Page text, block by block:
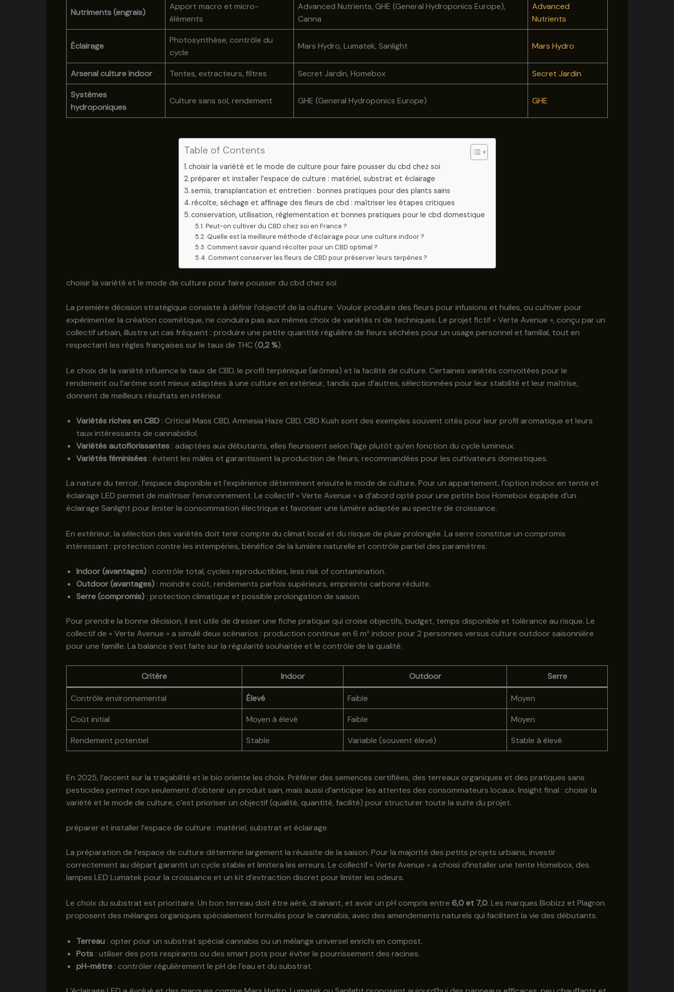
Nutriments (engrais)
Apport macro et micro-
éléments
Advanced Nutrients, GHE (General Hydroponics Europe),
Canna
Advanced
Nutrients
Éclairage
Photosynthèse, contrôle du
cycle
Mars Hydro, Lumatek, Sanlight Mars Hydro
Arsenal culture indoor Tentes, extracteurs, filtres Secret Jardin, Homebox
Secret Jardin
Systèmes
hydroponiques
Culture sans sol, rendement GHE (General Hydroponics Europe) GHE
Table of Contents
choisir la variété et le mode de culture pour faire pousser du cbd chez soi
préparer et installer l’espace de culture : matériel, substrat et éclairage
semis, transplantation et entretien : bonnes pratiques pour des plants sains
récolte, séchage et affinage des fleurs de cbd : maîtriser les étapes critiques
conservation, utilisation, réglementation et bonnes pratiques pour le cbd domestique
Peut-on cultiver du CBD chez soi en France ?
Quelle est la meilleure méthode d’éclairage pour une culture indoor ?
Comment savoir quand récolter pour un CBD optimal ?
Comment conserver les fleurs de CBD pour préserver leurs terpènes ?
choisir la variété et le mode de culture pour faire pousser du cbd chez soi
La première décision stratégique consiste à définir l’objectif de la culture. Vouloir produire des fleurs pour infusions et huiles, ou cultiver pour
expérimenter la création cosmétique, ne conduira pas aux mêmes choix de variétés ni de techniques. Le projet fictif « Verte Avenue », conçu par un
collectif urbain, illustre un cas fréquent : produire une petite quantité régulière de fleurs séchées pour un usage personnel et familial, tout en
respectant les règles françaises sur le taux de THC (0,2 %).
Le choix de la variété influence le taux de CBD, le profil terpénique (arômes) et la facilité de culture. Certaines variétés convoitées pour le
rendement ou l’arôme sont mieux adaptées à une culture en extérieur, tandis que d’autres, sélectionnées pour leur stabilité et leur maîtrise,
donnent de meilleurs résultats en intérieur.
Variétés riches en CBD : Critical Mass CBD, Amnesia Haze CBD, CBD Kush sont des exemples souvent cités pour leur profil aromatique et leurs
taux intéressants de cannabidiol.
Variétés autoflorissantes : adaptées aux débutants, elles fleurissent selon l’âge plutôt qu’en fonction du cycle lumineux.
Variétés féminisées : évitent les mâles et garantissent la production de fleurs, recommandées pour les cultivateurs domestiques.
La nature du terroir, l’espace disponible et l’expérience déterminent ensuite le mode de culture. Pour un appartement, l’option indoor en tente et
éclairage LED permet de maîtriser l’environnement. Le collectif « Verte Avenue » a d’abord opté pour une petite box Homebox équipée d’un
éclairage Sanlight pour limiter la consommation électrique et favoriser une lumière adaptée au spectre de croissance.
En extérieur, la sélection des variétés doit tenir compte du climat local et du risque de pluie prolongée. La serre constitue un compromis
intéressant : protection contre les intempéries, bénéfice de la lumière naturelle et contrôle partiel des paramètres.
Indoor (avantages) : contrôle total, cycles reproductibles, less risk of contamination.
Outdoor (avantages) : moindre coût, rendements parfois supérieurs, empreinte carbone réduite.
Serre (compromis) : protection climatique et possible prolongation de saison.
Pour prendre la bonne décision, il est utile de dresser une fiche pratique qui croise objectifs, budget, temps disponible et tolérance au risque. Le
collectif de « Verte Avenue » a simulé deux scénarios : production continue en 6 m² indoor pour 2 personnes versus culture outdoor saisonnière
pour une famille. La balance s’est faite sur la régularité souhaitée et le contrôle de la qualité.
Critère Indoor Outdoor Serre
Contrôle environnemental Élevé Faible
Moyen
Coût initial
Moyen à élevé Faible
Moyen
Rendement potentiel
Stable Variable (souvent élevé) Stable à élevé
En 2025, l’accent sur la traçabilité et le bio oriente les choix. Préférer des semences certifiées, des terreaux organiques et des pratiques sans
pesticides permet non seulement d’obtenir un produit sain, mais aussi d’anticiper les attentes des consommateurs locaux. Insight final : choisir la
variété et le mode de culture, c’est prioriser un objectif (qualité, quantité, facilité) pour structurer toute la suite du projet.
préparer et installer l’espace de culture : matériel, substrat et éclairage
La préparation de l’espace de culture détermine largement la réussite de la saison. Pour la majorité des petits projets urbains, investir
correctement au départ garantit un cycle stable et limitera les erreurs. Le collectif « Verte Avenue » a choisi d’installer une tente Homebox, des
lampes LED Lumatek pour la croissance et un kit d’extraction discret pour limiter les odeurs.
Le choix du substrat est prioritaire. Un bon terreau doit être aéré, drainant, et avoir un pH compris entre 6,0 et 7,0. Les marques Biobizz et Plagron
proposent des mélanges organiques spécialement formulés pour le cannabis, avec des amendements naturels qui facilitent la vie des débutants.
Terreau : opter pour un substrat spécial cannabis ou un mélange universel enrichi en compost.
Pots : utiliser des pots respirants ou des smart pots pour éviter le pourrissement des racines.
pH-mètre : contrôler régulièrement le pH de l’eau et du substrat.